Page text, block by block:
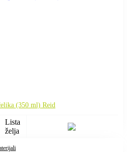
(350 ml) Reid
Lista
želja